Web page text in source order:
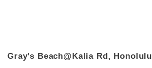
Gray’s Beach@Kalia Rd, Honolulu